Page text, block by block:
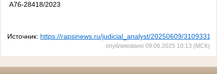
А76-28418/2023
Источник: https://rapsinews.ru/judicial_analyst/20250609/
опубликовано 09.06.2025 10:13 (МСК)